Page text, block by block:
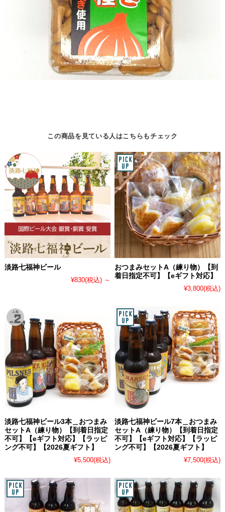
この商品を見ている人はこちらもチェック
淡路七福神ビール
¥830(税込) ～
おつまみセットA（練り物）【到
着日指定不可】【eギフト対応】
¥3,800(税込)
淡路七福神ビール3本＿おつまみ
セットA（練り物）【到着日指定
不可】【eギフト対応】【ラッピ
ング不可】【2026夏ギフト】
¥5,500(税込)
淡路七福神ビール7本＿おつまみ
セットA（練り物）【到着日指定
不可】【eギフト対応】【ラッピ
ング不可】【2026夏ギフト】
¥7,500(税込)